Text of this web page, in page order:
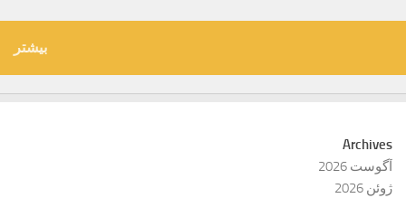
بیشتر
Archives
آگوست 2026
ژوئن 2026